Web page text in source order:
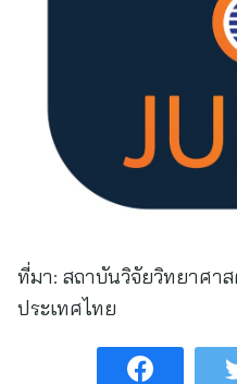
ที่มา: สถาบันวิจัยวิทยาศาส
ประเทศไทย